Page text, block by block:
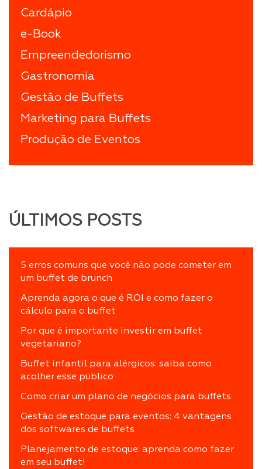
Cardápio
e-Book
Empreendedorismo
Gastronomia
Gestão de Buffets
Marketing para Buffets
Produção de Eventos
ÚLTIMOS POSTS
5 erros comuns que você não pode cometer em
um buffet de brunch
Aprenda agora o que é ROI e como fazer o
cálculo para o buffet
Por que é importante investir em buffet
vegetariano?
Buffet infantil para alérgicos: saiba como
acolher esse público
Como criar um plano de negócios para buffets
Gestão de estoque para eventos: 4 vantagens
dos softwares de buffets
Planejamento de estoque: aprenda como fazer
em seu buffet!